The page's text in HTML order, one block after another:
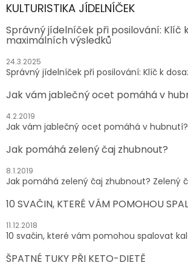
KULTURISTIKA JÍDELNÍČEK
Správný jídelníček při posilování: Klíč
maximálních výsledků
24.3.2025
Správný jídelníček při posilování: Klíč k
Jak vám jablečný ocet pomáhá v
4.2.2019
Jak vám jablečný ocet pomáhá v hubnutí?
Jak pomáhá zelený čaj zhubnout?
8.1.2019
Jak pomáhá zelený čaj zhubnout? Zelený
10 SVAČIN, KTERÉ VÁM POMOHOU
11.12.2018
10 svačin, které vám pomohou spalovat
ŠPATNÉ TUKY PŘI KETO-DIETĚ